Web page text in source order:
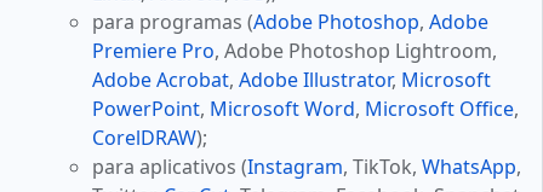
para programas (Adobe Photoshop, Adobe
Premiere Pro, Adobe Photoshop Lightroom,
Adobe Acrobat, Adobe Illustrator, Microsoft
PowerPoint, Microsoft Word, Microsoft Office,
CorelDRAW);
para aplicativos (Instagram, TikTok, WhatsApp,